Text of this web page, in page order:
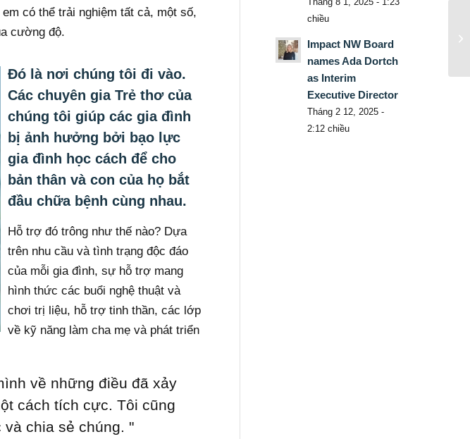
có thể trải nghiệm tất cả, một số,
cường độ.
Đó là nơi chúng tôi đi vào.
Các chuyên gia Trẻ thơ của
chúng tôi giúp các gia đình
bị ảnh hưởng bởi bạo lực
gia đình học cách để cho
bản thân và con của họ bắt
đầu chữa bệnh cùng nhau.
Hỗ trợ đó trông như thế nào? Dựa
trên nhu cầu và tình trạng độc đáo
của mỗi gia đình, sự hỗ trợ mang
hình thức các buổi nghệ thuật và
chơi trị liệu, hỗ trợ tinh thần, các lớp
về kỹ năng làm cha mẹ và phát triển
về những điều đã xảy
cách tích cực. Tôi cũng
chia sẻ chúng. "
chiều
Impact NW Board
names Ada Dortch
as Interim
Executive Director
Tháng 2 12, 2025 -
2:12 chiều